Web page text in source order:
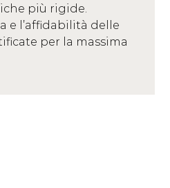
più rigide.
e l’affidabilità delle
per la massima